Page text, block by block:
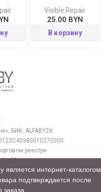
Visible Repair
25.00 BYN
В корзину
БИК: ALFABY2X
реестре
ул. Бурдейного 22, оф.212
является интернет-каталогом.
подтверждается после